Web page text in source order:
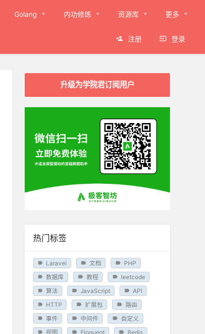
Golang 内功修炼 资源库 更多
注册 登录
升级为学院君订阅用户
热门标签
Laravel 文档
PHP
数据库
教程
leetcode
算法
JavaScript
API
HTTP
扩展包
路由
事件
中间件
自定义
视图
Eloquent
Redis